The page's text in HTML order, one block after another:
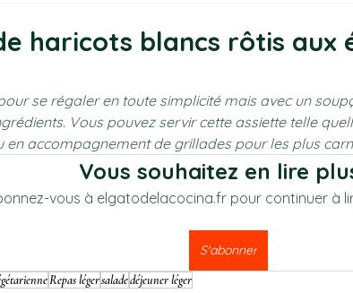
fidèles Gato
haricots blancs rôtis aux
se régaler en toute simplicité mais avec un
Vous pouvez servir cette assiette telle
en accompagnement de grillades pour les plus
Vous souhaitez en lire
vous à elgatodelacocina.fr pour continuer à
S'abonner
Repas légersaladedéjeuner léger